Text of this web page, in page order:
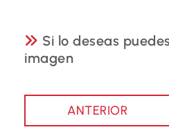
Si lo deseas
imagen